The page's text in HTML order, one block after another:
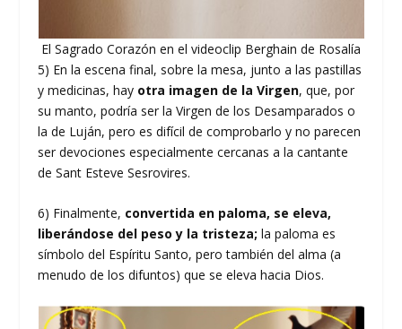
El Sagrado Corazón en el videoclip Berghain de Rosalía
5) En la escena final, sobre la mesa, junto a las pastillas
y medicinas, hay otra imagen de la Virgen, que, por
su manto, podría ser la Virgen de los Desamparados o
la de Luján, pero es difícil de comprobarlo y no parecen
ser devociones especialmente cercanas a la cantante
de Sant Esteve Sesrovires.
6) Finalmente, convertida en paloma, se eleva,
liberándose del peso y la tristeza; la paloma es
símbolo del Espíritu Santo, pero también del alma (a
menudo de los difuntos) que se eleva hacia Dios.